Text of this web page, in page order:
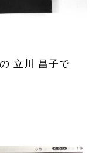
立川 昌子で